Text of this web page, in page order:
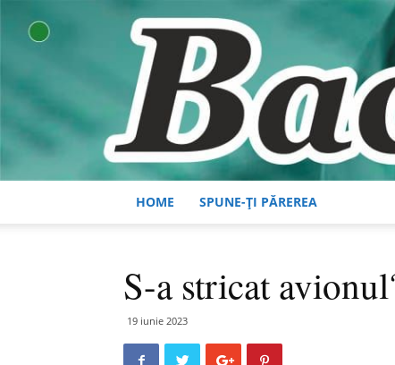
HOME SPUNE-ȚI PĂREREA
S-a stricat
19 iunie 2023